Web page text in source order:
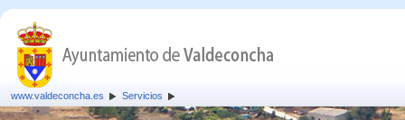
www.valdeconcha.es Servicios